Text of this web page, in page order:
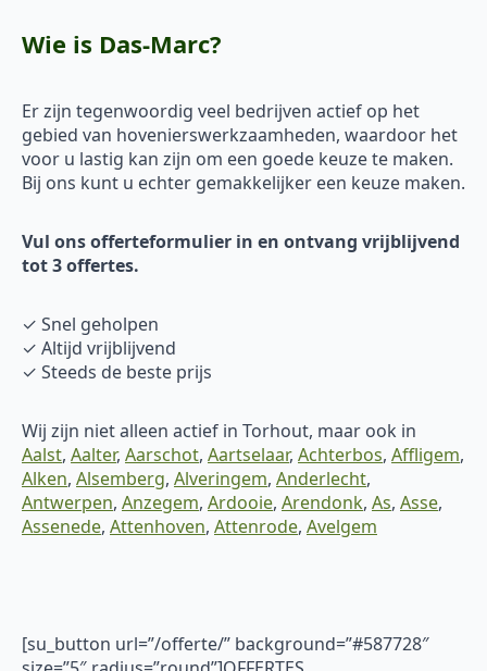
Wie is Das-Marc?
Er zijn tegenwoordig veel bedrijven actief op het
gebied van hovenierswerkzaamheden, waardoor het
voor u lastig kan zijn om een goede keuze te maken.
Bij ons kunt u echter gemakkelijker een keuze maken.
Vul ons offerteformulier in en ontvang vrijblijvend
tot 3 offertes.
✓ Snel geholpen
✓ Altijd vrijblijvend
✓ Steeds de beste prijs
Wij zijn niet alleen actief in Torhout, maar ook in
Aalst, Aalter, Aarschot, Aartselaar, Achterbos, Affligem,
Alken, Alsemberg, Alveringem, Anderlecht,
Antwerpen, Anzegem, Ardooie, Arendonk, As, Asse,
Assenede, Attenhoven, Attenrode, Avelgem
[su_button url=”/offerte/” background=”#587728″